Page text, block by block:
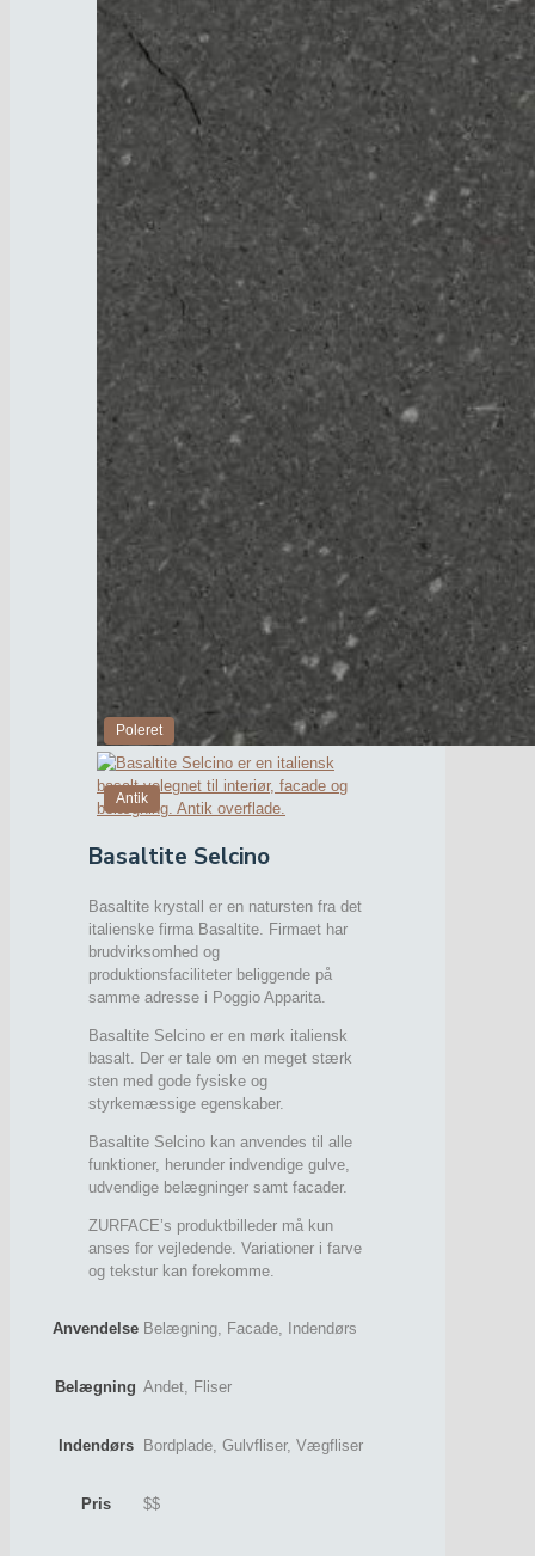
Poleret
Antik
Basaltite Selcino
Basaltite krystall er en natursten fra det
italienske firma Basaltite. Firmaet har
brudvirksomhed og
produktionsfaciliteter beliggende på
samme adresse i Poggio Apparita.
Basaltite Selcino er en mørk italiensk
basalt. Der er tale om en meget stærk
sten med gode fysiske og
styrkemæssige egenskaber.
Basaltite Selcino kan anvendes til alle
funktioner, herunder indvendige gulve,
udvendige belægninger samt facader.
ZURFACE’s produktbilleder må kun
anses for vejledende. Variationer i farve
og tekstur kan forekomme.
Anvendelse Belægning, Facade, Indendørs
Belægning Andet, Fliser
Indendørs Bordplade, Gulvfliser, Vægfliser
Pris $$